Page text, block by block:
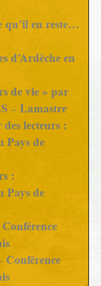
qu’il en reste…
d’Ardèche en
de vie » par
– Lamastre
lecteurs :
Pays de
:
Pays de
Conférence